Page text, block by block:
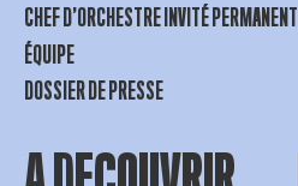
CHEF D’ORCHESTRE INVITÉ PERMANENT
ÉQUIPE
DOSSIER DE PRESSE